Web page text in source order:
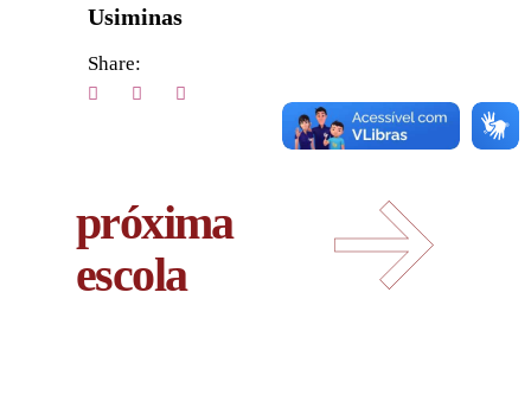
Usiminas
Share:
próxima
escola